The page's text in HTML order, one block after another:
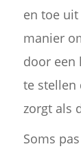
en toe
manier
door een
te stellen
zorgt als
Soms